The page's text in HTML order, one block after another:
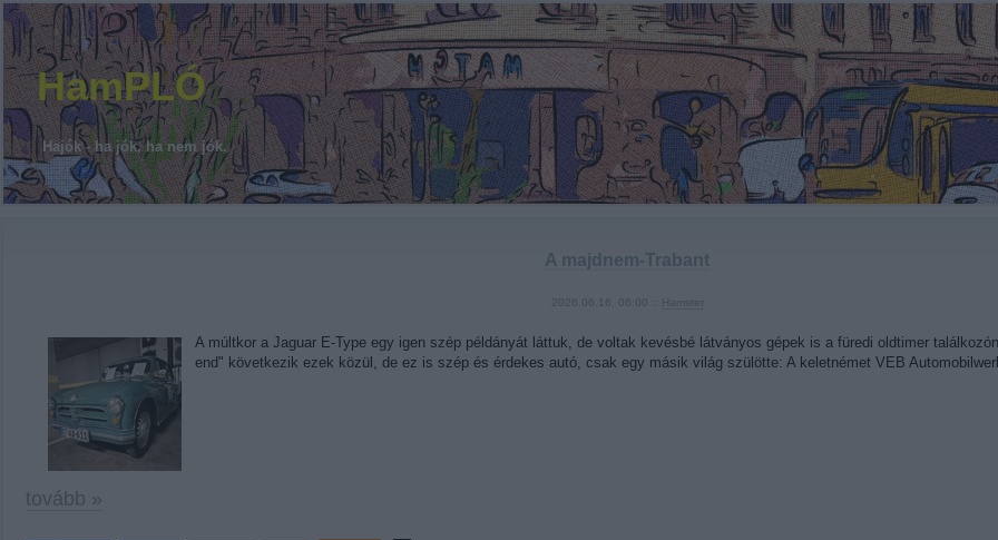
HamPLÓ
Hajók - ha jók, ha nem jók.
A majdnem-Trabant
Hamster
A múltkor a Jaguar E-Type egy igen szép példányát láttuk, de voltak kevésbé látványos gépek is a füredi oldtimer
end" következik ezek közül, de ez is szép és érdekes autó, csak egy másik világ szülötte: A keletnémet VEB
tovább »